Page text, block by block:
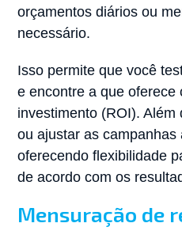
orçamentos diários ou
necessário.
Isso permite que você
e encontre a que
investimento (ROI).
ou ajustar as
oferecendo flexibilidade
de acordo com os
Mensuração de